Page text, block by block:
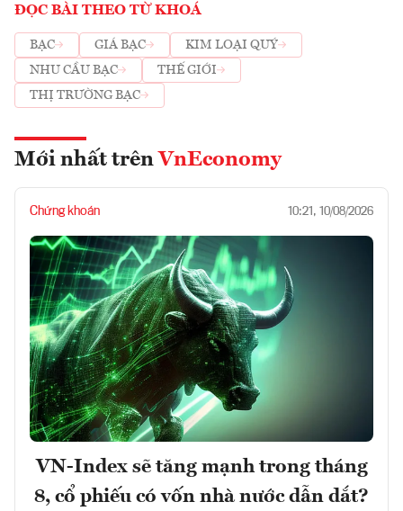
ĐỌC BÀI THEO TỪ KHOÁ
BẠC GIÁ BẠC
KIM LOẠI QUÝ
NHU CẦU BẠC
THẾ GIỚI
THỊ TRƯỜNG BẠC
Mới nhất trên VnEconomy
Chứng khoán 10:21, 10/08/2026
VN-Index sẽ tăng mạnh trong tháng
8, cổ phiếu có vốn nhà nước dẫn dắt?